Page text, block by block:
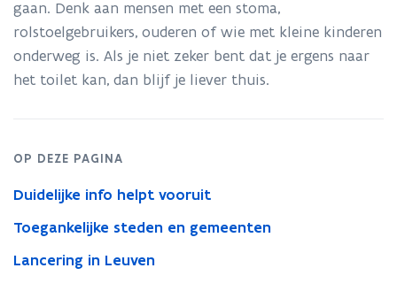
uit
met
publiek
sanitair
gaan. Denk aan mensen met een stoma,
rolstoelgebruikers, ouderen of wie met kleine kinderen
onderweg is. Als je niet zeker bent dat je ergens naar
het toilet kan, dan blijf je liever thuis.
OP DEZE PAGINA
Duidelijke info helpt vooruit
Toegankelijke steden en gemeenten
Lancering in Leuven